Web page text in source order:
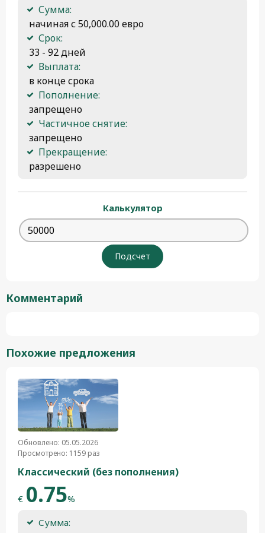
Сумма:
начиная с 50,000.00 евро
Срок:
33 - 92 дней
Выплата:
в конце срока
Пополнение:
запрещено
Частичное снятие:
запрещено
Прекращение:
разрешено
Калькулятор
Комментарий
Похожие предложения
Обновлено: 05.05.2026
Просмотрено: 1159 раз
Классический (без пополнения)
€ 0.75%
Сумма: